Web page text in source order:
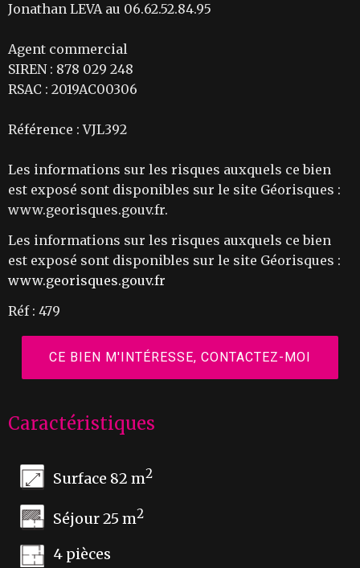
Jonathan LEVA au 06.62.52.84.95
Agent commercial
SIREN : 878 029 248
RSAC : 2019AC00306
Référence : VJL392
Les informations sur les risques auxquels ce bien
est exposé sont disponibles sur le site Géorisques :
www.georisques.gouv.fr.
Les informations sur les risques auxquels ce bien
est exposé sont disponibles sur le site Géorisques :
www.georisques.gouv.fr
Réf : 479
CE BIEN M'INTÉRESSE, CONTACTEZ-MOI
Caractéristiques
Surface 82 m2
Séjour 25 m2
4 pièces